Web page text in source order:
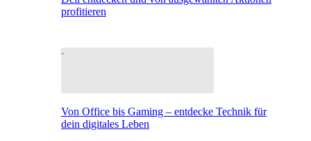
profitieren
Von Office bis Gaming – entdecke Technik für
dein digitales Leben